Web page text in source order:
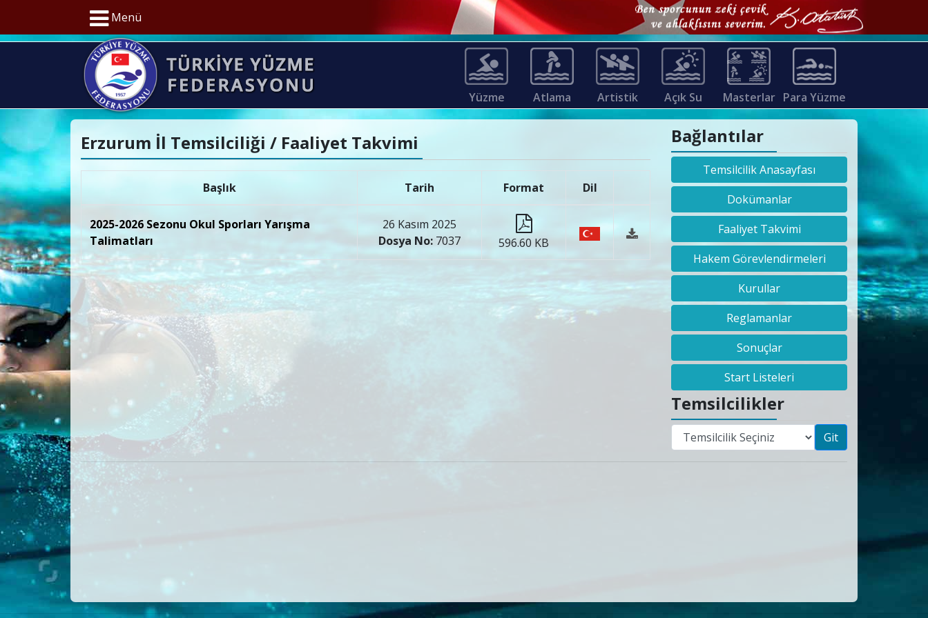
Menü
Yüzme Atlama Artistik Açık Su Masterlar Para Yüzme
Erzurum İl Temsilciliği / Faaliyet Takvimi
Başlık Tarih Format Dil
2025-2026 Sezonu Okul Sporları Yarışma
Talimatları
26 Kasım 2025
Dosya No: 7037 596.60 KB
Bağlantılar
Temsilcilik Anasayfası
Dokümanlar
Faaliyet Takvimi
Hakem Görevlendirmeleri
Kurullar
Reglamanlar
Sonuçlar
Start Listeleri
Temsilcilikler
Git